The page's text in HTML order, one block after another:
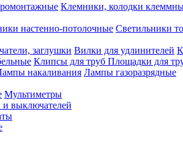
Клемники, колодки
настенно-потолочные Светильники
заглушки Вилки для удлинителей
Клипсы для труб Площадки для
накаливания Лампы газоразрядные
Мультиметры
выключателей